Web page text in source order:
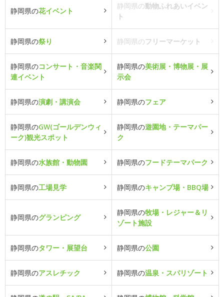
静岡県の花イベント
静岡県の動物ふれあいイベン
ト
静岡県の祭り 静岡県のフリーマーケット
静岡県のコンサート・音楽関
連イベント
静岡県の美術展・博物展・展
示会
静岡県の演劇・講演会 静岡県のフェア
静岡県のGW(ゴールデンウィ
ーク)観光スポット
静岡県の遊園地・テーマパー
ク
静岡県の水族館・動物園 静岡県のフードテーマパーク
静岡県の工場見学 静岡県のキャンプ場・BBQ場
静岡県のグランピング
静岡県の牧場・レジャー＆リ
ゾート施設
静岡県のタワー・展望台 静岡県の公園
静岡県のアスレチック 静岡県の温泉・スパリゾート